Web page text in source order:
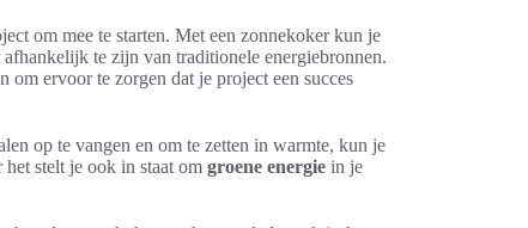
om mee te starten. Met een zonnekoker kun je
te zijn van traditionele energiebronnen.
ervoor te zorgen dat je project een succes
op te vangen en om te zetten in warmte, kun je
stelt je ook in staat om groene energie in je